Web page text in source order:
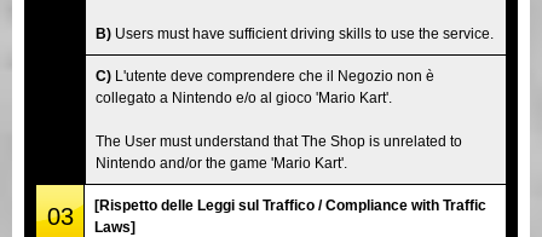
B) Users must have sufficient driving skills to use the service.
C) L'utente deve comprendere che il Negozio non è
collegato a Nintendo e/o al gioco 'Mario Kart'.
The User must understand that The Shop is unrelated to
Nintendo and/or the game 'Mario Kart'.
03
[Rispetto delle Leggi sul Traffico / Compliance with Traffic
Laws]